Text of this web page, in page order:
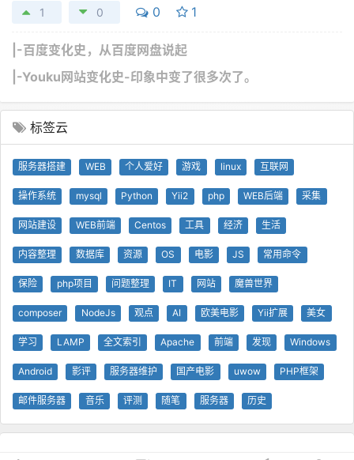
1 0 0 1
|-百度变化史，从百度网盘说起
|-Youku网站变化史-印象中变了很多次了。
标签云
服务器搭建 WEB 个人爱好 游戏 linux 互联网
操作系统 mysql Python Yii2 php WEB后端 采集
网站建设 WEB前端 Centos 工具 经济 生活
内容整理 数据库 资源 OS 电影 JS 常用命令
保险 php项目 问题整理 IT 网站 魔兽世界
composer NodeJs 观点 AI 欧美电影 Yii扩展 美女
学习 LAMP 全文索引 Apache 前端 发现 Windows
Android 影评 服务器维护 国产电影 uwow PHP框架
邮件服务器 音乐 评测 随笔 服务器 历史